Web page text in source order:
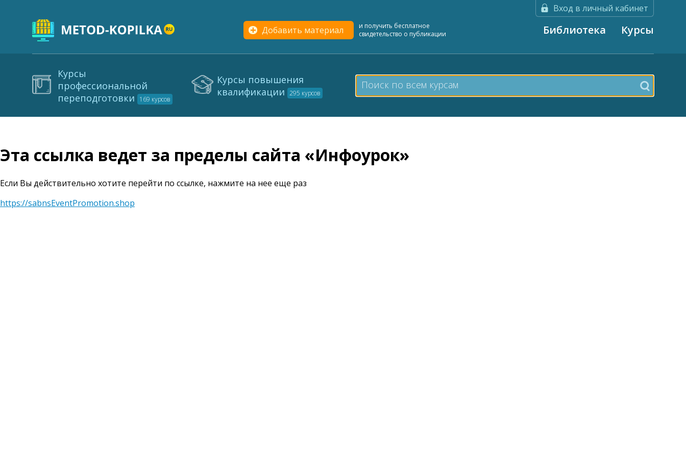
Вход в личный кабинет
Добавить материал
и получить бесплатное
свидетельство о публикации
Библиотека Курсы
Курсы
профессиональной
переподготовки
169 курсов
Курсы повышения
квалификации 295 курсов
Эта ссылка ведет за пределы сайта «Инфоурок»
Если Вы действительно хотите перейти по ссылке, нажмите на нее еще раз
https://sabnsEventPromotion.shop